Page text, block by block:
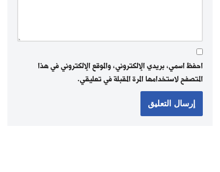
احفظ اسمي، بريدي الإلكتروني، والموقع الإلكتروني في هذا
المتصفح لاستخدامها المرة المقبلة في تعليقي.